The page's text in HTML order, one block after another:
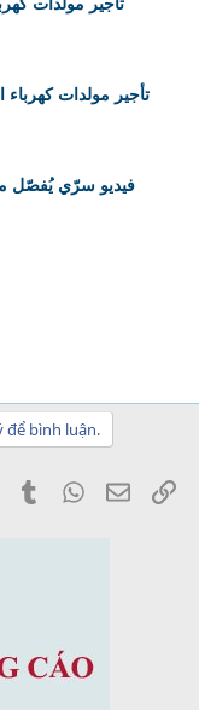
تأجير مولدات
فيديو سرّي يُفصّل مواصفات
để bình luận.
PinterestTumblrWhatsApp
Email